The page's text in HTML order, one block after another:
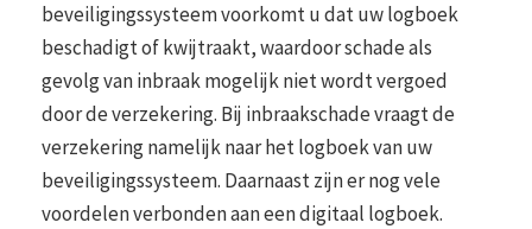
beveiligingssysteem voorkomt u dat uw logboek
beschadigt of kwijtraakt, waardoor schade als
gevolg van inbraak mogelijk niet wordt vergoed
door de verzekering. Bij inbraakschade vraagt de
verzekering namelijk naar het logboek van uw
beveiligingssysteem. Daarnaast zijn er nog vele
voordelen verbonden aan een digitaal logboek.